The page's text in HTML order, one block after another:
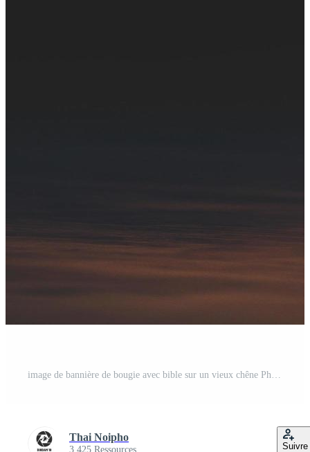
image de bannière de bougie avec bible sur un vieux chêne Photo Gratuite
Thai Noipho
3 425 Ressources Suivre